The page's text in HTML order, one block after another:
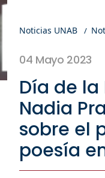
Noticias UNAB
04 Mayo 2023
Día de la
Nadia
sobre el
poesía